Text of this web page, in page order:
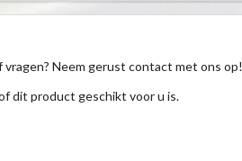
Neem gerust contact met ons op!
dit product geschikt voor u is.